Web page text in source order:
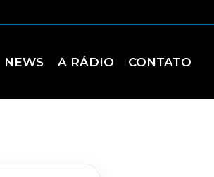
NEWS A RÁDIO CONTATO